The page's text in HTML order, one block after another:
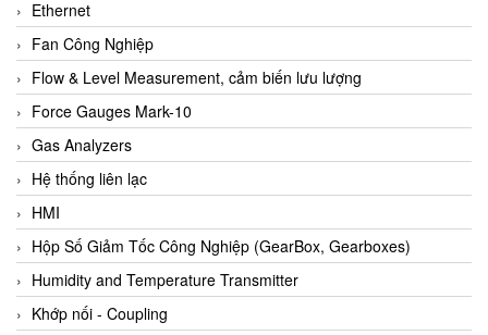
Ethernet
Fan Công Nghiệp
Flow & Level Measurement, cảm biến lưu lượng
Force Gauges Mark-10
Gas Analyzers
Hệ thống liên lạc
HMI
Hộp Số Giảm Tốc Công Nghiệp (GearBox, Gearboxes)
Humidity and Temperature Transmitter
Khớp nối - Coupling